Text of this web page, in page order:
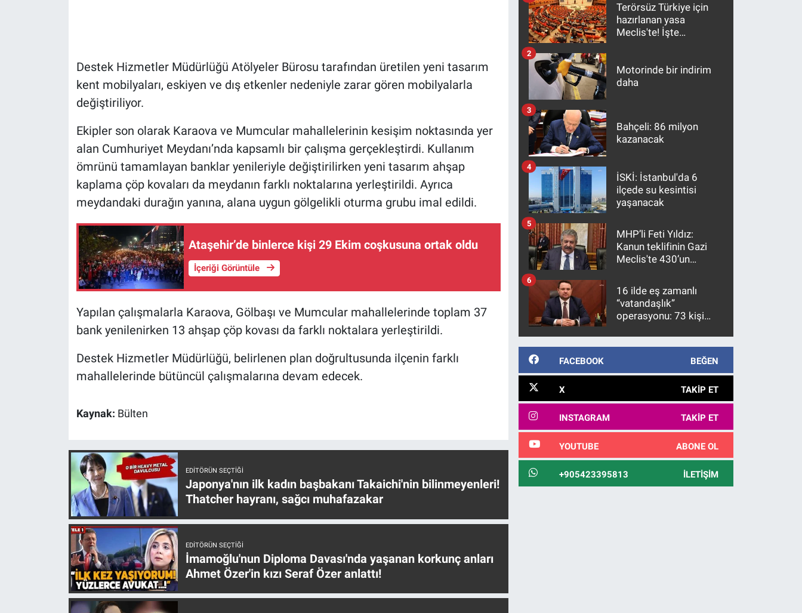
Destek Hizmetler Müdürlüğü Atölyeler Bürosu tarafından üretilen yeni tasarım
kent mobilyaları, eskiyen ve dış etkenler nedeniyle zarar gören mobilyalarla
değiştiriliyor.
Ekipler son olarak Karaova ve Mumcular mahallelerinin kesişim noktasında yer
alan Cumhuriyet Meydanı’nda kapsamlı bir çalışma gerçekleştirdi. Kullanım
ömrünü tamamlayan banklar yenileriyle değiştirilirken yeni tasarım ahşap
kaplama çöp kovaları da meydanın farklı noktalarına yerleştirildi. Ayrıca
meydandaki durağın yanına, alana uygun gölgelikli oturma grubu imal edildi.
Ataşehir’de binlerce kişi 29 Ekim coşkusuna ortak oldu
İçeriği Görüntüle
Yapılan çalışmalarla Karaova, Gölbaşı ve Mumcular mahallelerinde toplam 37
bank yenilenirken 13 ahşap çöp kovası da farklı noktalara yerleştirildi.
Destek Hizmetler Müdürlüğü, belirlenen plan doğrultusunda ilçenin farklı
mahallelerinde bütüncül çalışmalarına devam edecek.
Kaynak: Bülten
EDITÖRÜN SEÇTIĞI
Japonya'nın ilk kadın başbakanı Takaichi'nin bilinmeyenleri!
Thatcher hayranı, sağcı muhafazakar
EDITÖRÜN SEÇTIĞI
İmamoğlu'nun Diploma Davası'nda yaşanan korkunç anları
Ahmet Özer'in kızı Seraf Özer anlattı!
Terörsüz Türkiye için
hazırlanan yasa
Meclis'te! İşte
Motorinde bir indirim
daha
2
Bahçeli: 86 milyon
kazanacak
3
İSKİ: İstanbul'da 6
ilçede su kesintisi
yaşanacak
4
MHP’li Feti Yıldız:
Kanun teklifinin Gazi
Meclis'te 430’un
kanunlaşacağı
görülmektedir
5
16 ilde eş zamanlı
“vatandaşlık”
operasyonu: 73 kişi
6
FACEBOOK BEĞEN
X TAKIP ET
INSTAGRAM TAKIP ET
YOUTUBE ABONE OL
+905423395813 İLETIŞIM
Koronavirüs
Kültür Sanat
Ne demişti
Programlar
Türkiye'nin Geleceği
Türkiye'nin Gündemi
Yerel Gündem
Yerel Yaşam
Canlı Yayın